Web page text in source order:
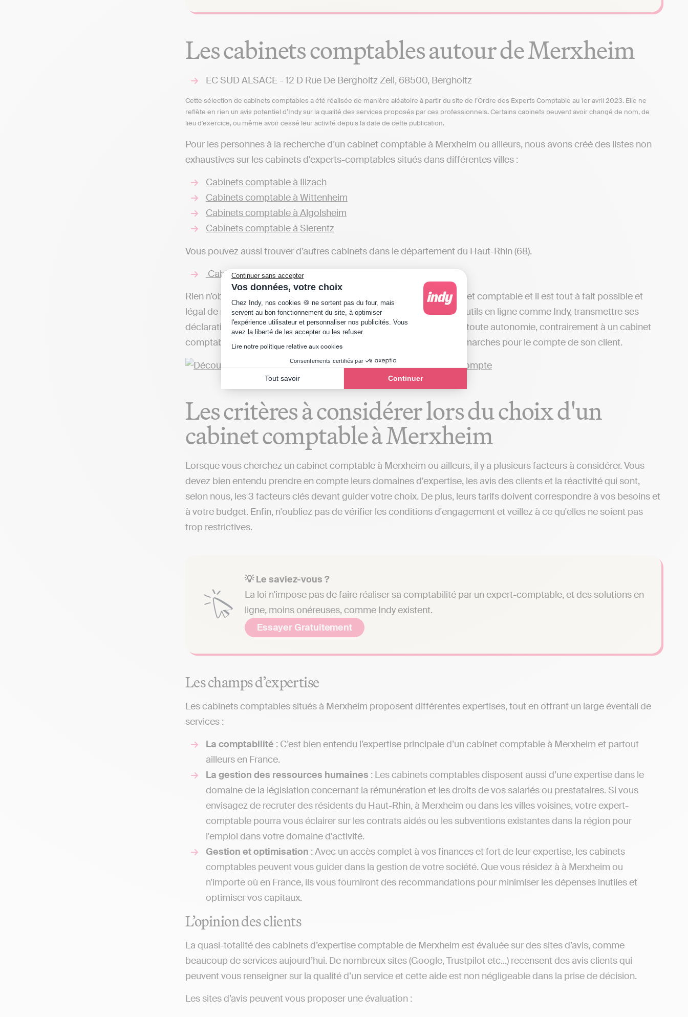
Continuer sans accepter
Vos données, votre choix
Plateforme de Gestion du Consentement : Personnalisez vos Options
Chez Indy, nos cookies 🍪 ne sortent pas du four, mais
servent au bon fonctionnement du site, à optimiser
l'expérience utilisateur et personnaliser nos publicités. Vous
avez la liberté de les accepter ou les refuser.
Lire notre politique relative aux cookies
Consentements certifiés par
Tout savoir Continuer
Axeptio consent
Les cabinets comptables autour de Merxheim
EC SUD ALSACE - 12 D Rue De Bergholtz Zell, 68500, Bergholtz
Cette sélection de cabinets comptables a été réalisée de manière aléatoire à partir du site de l’Ordre des Experts Comptable au 1er avril 2023. Elle ne
reflète en rien un avis potentiel d’Indy sur la qualité des services proposés par ces professionnels. Certains cabinets peuvent avoir changé de nom, de
lieu d'exercice, ou même avoir cessé leur activité depuis la date de cette publication.
Pour les personnes à la recherche d’un cabinet comptable à Merxheim ou ailleurs, nous avons créé des listes non
exhaustives sur les cabinets d'experts-comptables situés dans différentes villes :
Cabinets comptable à Illzach
Cabinets comptable à Wittenheim
Cabinets comptable à Algolsheim
Cabinets comptable à Sierentz
Vous pouvez aussi trouver d’autres cabinets dans le département du Haut-Rhin (68).
Cabinets comptable dans le Haut-Rhin
Rien n’oblige les professionnels à faire appel aux services d’un cabinet comptable et il est tout à fait possible et
légal de réaliser sa comptabilité soi-même. Par exemple, avec des outils en ligne comme Indy, transmettre ses
déclarations fiscales et automatiser sa comptabilité est possible en toute autonomie, contrairement à un cabinet
comptable, (implanté à Merxheim ou ailleurs), qui fera toutes ces démarches pour le compte de son client.
Les critères à considérer lors du choix d'un
cabinet comptable à Merxheim
Lorsque vous cherchez un cabinet comptable à Merxheim ou ailleurs, il y a plusieurs facteurs à considérer. Vous
devez bien entendu prendre en compte leurs domaines d'expertise, les avis des clients et la réactivité qui sont,
selon nous, les 3 facteurs clés devant guider votre choix. De plus, leurs tarifs doivent correspondre à vos besoins et
à votre budget. Enfin, n'oubliez pas de vérifier les conditions d'engagement et veillez à ce qu'elles ne soient pas
trop restrictives.
💡 Le saviez-vous ?
La loi n'impose pas de faire réaliser sa comptabilité par un expert-comptable, et des solutions en
ligne, moins onéreuses, comme Indy existent.
Essayer Gratuitement
Les champs d’expertise
Les cabinets comptables situés à Merxheim proposent différentes expertises, tout en offrant un large éventail de
services :
La comptabilité : C’est bien entendu l’expertise principale d’un cabinet comptable à Merxheim et partout
ailleurs en France.
La gestion des ressources humaines : Les cabinets comptables disposent aussi d’une expertise dans le
domaine de la législation concernant la rémunération et les droits de vos salariés ou prestataires. Si vous
envisagez de recruter des résidents du Haut-Rhin, à Merxheim ou dans les villes voisines, votre expert-
comptable pourra vous éclairer sur les contrats aidés ou les subventions existantes dans la région pour
l'emploi dans votre domaine d'activité.
Gestion et optimisation : Avec un accès complet à vos finances et fort de leur expertise, les cabinets
comptables peuvent vous guider dans la gestion de votre société. Que vous résidez à à Merxheim ou
n'importe où en France, ils vous fourniront des recommandations pour minimiser les dépenses inutiles et
optimiser vos capitaux.
L’opinion des clients
La quasi-totalité des cabinets d’expertise comptable de Merxheim est évaluée sur des sites d’avis, comme
beaucoup de services aujourd’hui. De nombreux sites (Google, Trustpilot etc...) recensent des avis clients qui
peuvent vous renseigner sur la qualité d’un service et cette aide est non négligeable dans la prise de décision.
Les sites d’avis peuvent vous proposer une évaluation :